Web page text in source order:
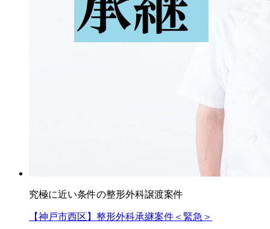
究極に近い条件の整形外科譲渡案件
【神戸市西区】整形外科承継案件＜緊急＞